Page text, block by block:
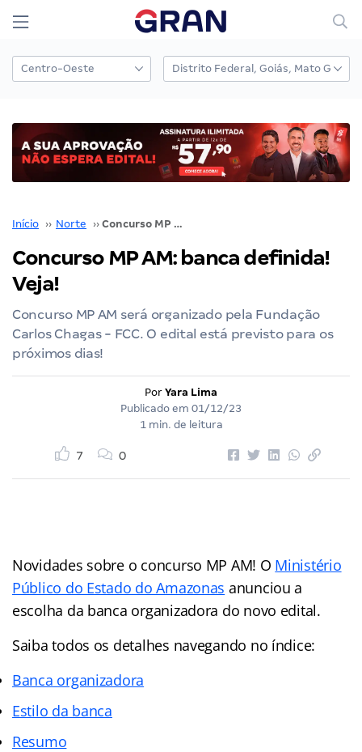
Início ›› Norte ›› Concurso MP AM: banca definida! Veja!
Concurso MP AM: banca definida!
Veja!
Concurso MP AM será organizado pela Fundação
Carlos Chagas - FCC. O edital está previsto para os
próximos dias!
Por Yara Lima
Publicado em 01/12/23
1 min. de leitura
7 0
Novidades sobre o concurso MP AM! O Ministério
Público do Estado do Amazonas anunciou a
escolha da banca organizadora do novo edital.
Saiba todos os detalhes navegando no índice:
Banca organizadora
Estilo da banca
Resumo